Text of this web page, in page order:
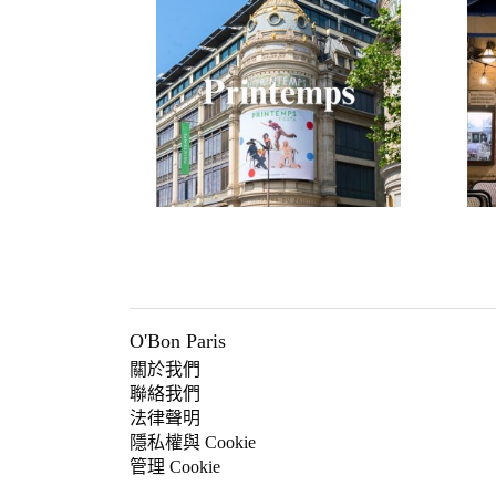
O'Bon Paris
關於我們
聯絡我們
法律聲明
隱私權與 Cookie
管理 Cookie